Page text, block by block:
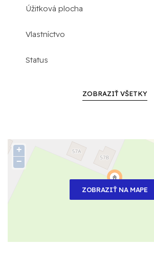
Úžitková plocha
Vlastníctvo
Status
ZOBRAZIŤ VŠETKY
ZOBRAZIŤ NA MAPE
+
−